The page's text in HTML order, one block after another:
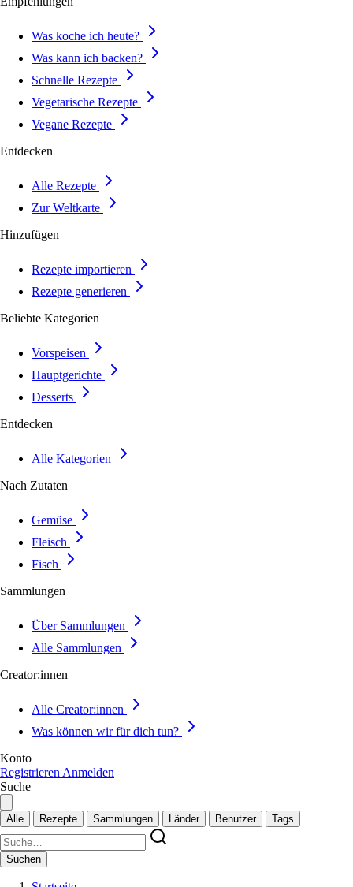
Was koche ich heute?
Was kann ich backen?
Schnelle Rezepte
Vegetarische Rezepte
Vegane Rezepte
Entdecken
Alle Rezepte
Zur Weltkarte
Hinzufügen
Rezepte importieren
Rezepte generieren
Beliebte Kategorien
Vorspeisen
Hauptgerichte
Desserts
Entdecken
Alle Kategorien
Nach Zutaten
Gemüse
Fleisch
Fisch
Sammlungen
Über Sammlungen
Alle Sammlungen
Creator:innen
Alle Creator:innen
Was können wir für dich tun?
Konto
Registrieren Anmelden
Suche
Alle Rezepte Sammlungen Länder Benutzer Tags
Suchen